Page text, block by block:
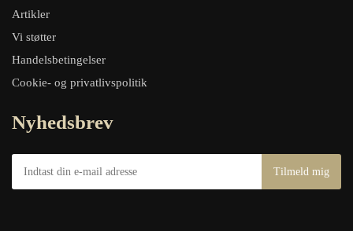
Artikler
Vi støtter
Handelsbetingelser
Cookie- og privatlivspolitik
Nyhedsbrev